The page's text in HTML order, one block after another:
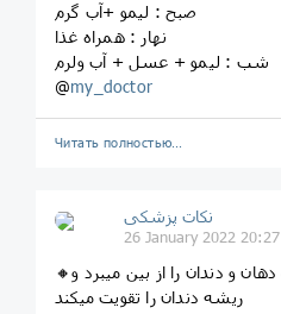
صبح : لیمو +آب گرم
نهار : همراه غذا
شب : لیمو + عسل + آب ولرم
@my_doctor
Читать полностью…
نکات پزشکی
26 January 2022 20:27
🔸عدس میکروبهای چسبنده دهان و دندان را از بین میبرد و
ریشه دندان را تقویت میکند